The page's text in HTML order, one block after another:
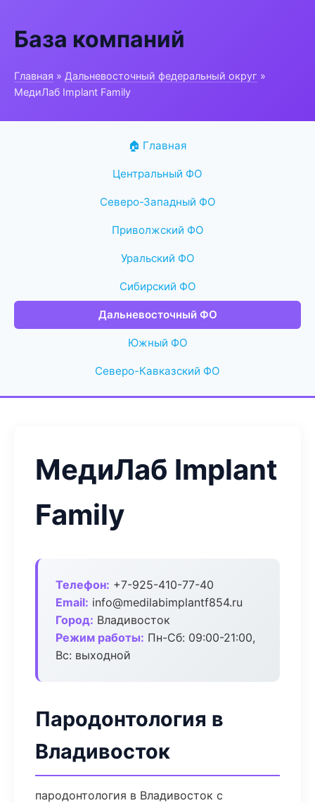
База компаний
Главная » Дальневосточный федеральный округ »
МедиЛаб Implant Family
🏠 Главная
Центральный ФО
Северо-Западный ФО
Приволжский ФО
Уральский ФО
Сибирский ФО
Дальневосточный ФО
Южный ФО
Северо-Кавказский ФО
МедиЛаб Implant
Family
Телефон: +7-925-410-77-40
Email: info@medilabimplantf854.ru
Город: Владивосток
Режим работы: Пн-Сб: 09:00-21:00,
Вс: выходной
Пародонтология в
Владивосток
пародонтология в Владивосток с